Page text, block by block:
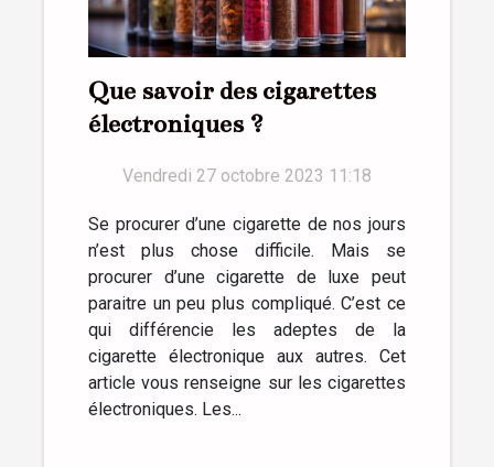
Que savoir des cigarettes
électroniques ?
Vendredi 27 octobre 2023 11:18
Se procurer d’une cigarette de nos jours
n’est plus chose difficile. Mais se
procurer d’une cigarette de luxe peut
paraitre un peu plus compliqué. C’est ce
qui différencie les adeptes de la
cigarette électronique aux autres. Cet
article vous renseigne sur les cigarettes
électroniques. Les...